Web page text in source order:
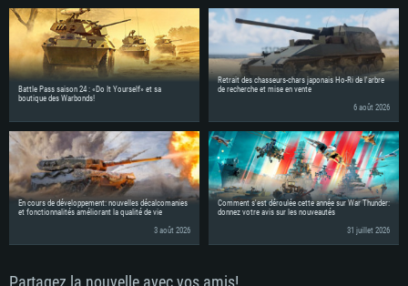
Battle Pass saison 24 : «Do It Yourself» et sa
boutique des Warbonds!
Retrait des chasseurs-chars japonais Ho-Ri de l'arbre
de recherche et mise en vente
6 août 2026
En cours de développement: nouvelles décalcomanies
et fonctionnalités améliorant la qualité de vie
3 août 2026
Comment s'est déroulée cette année sur War Thunder:
donnez votre avis sur les nouveautés
31 juillet 2026
Partagez la nouvelle avec vos amis!